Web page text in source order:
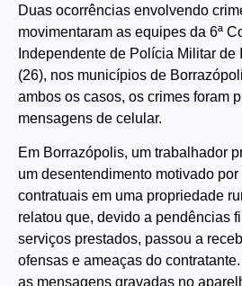
Duas ocorrências envolvendo
movimentaram as equipes da 6ª
Independente de Polícia Militar de
(26), nos municípios de
ambos os casos, os crimes foram
mensagens de celular.
Em Borrazópolis, um trabalhador
um desentendimento motivado
contratuais em uma propriedade
relatou que, devido a pendências
serviços prestados, passou a
ofensas e ameaças do
as mensagens gravadas no